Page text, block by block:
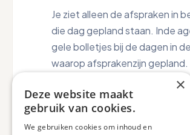
Je ziet alleen de afspraken in
die dag gepland staan. Inde
gele bolletjes bij de dagen in
waarop afsprakenzijn
die dag en de afspraken
beeld.
Grijze bolletjes zijn afspraken
×
Deze website maakt
gebruik van cookies.
We gebruiken cookies om inhoud en